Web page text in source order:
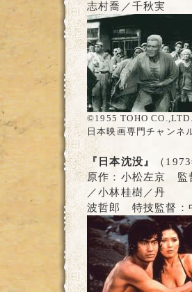
志村喬／千秋実
©1955 TOHO CO.,LTD.
日本映画専門チャンネ
『日本沈没』
（
原作：小松左京 監
／小林桂樹／丹
波哲郎 特技監督：